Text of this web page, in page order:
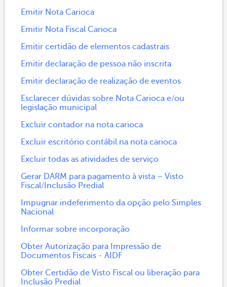
Emitir Nota Carioca
Emitir Nota Fiscal Carioca
Emitir certidão de elementos cadastrais
Emitir declaração de pessoa não inscrita
Emitir declaração de realização de eventos
Esclarecer dúvidas sobre Nota Carioca e/ou
legislação municipal
Excluir contador na nota carioca
Excluir escritório contábil na nota carioca
Excluir todas as atividades de serviço
Gerar DARM para pagamento à vista – Visto
Fiscal/Inclusão Predial
Impugnar indeferimento da opção pelo Simples
Nacional
Informar sobre incorporação
Obter Autorização para Impressão de
Documentos Fiscais - AIDF
Obter Certidão de Visto Fiscal ou liberação para
Inclusão Predial